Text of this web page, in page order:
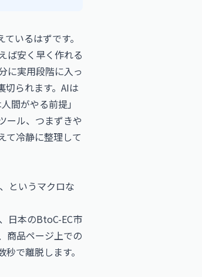
いるはずです。
ば安く早く作れる
に実用段階に入っ
切られます。AIは
間がやる前提」
ール、つまずきや
て冷静に整理して
というマクロな
日本のBtoC-EC市
商品ページ上での
で離脱します。